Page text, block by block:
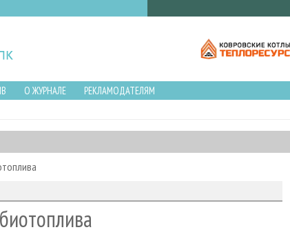
О ЖУРНАЛЕ
РЕКЛАМОДАТЕЛЯМ